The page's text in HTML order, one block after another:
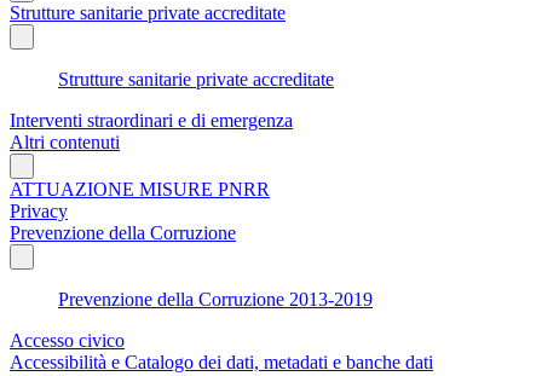
Strutture sanitarie private accreditate
Strutture sanitarie private accreditate
Interventi straordinari e di emergenza
Altri contenuti
ATTUAZIONE MISURE PNRR
Privacy
Prevenzione della Corruzione
Prevenzione della Corruzione 2013-2019
Accesso civico
Accessibilità e Catalogo dei dati, metadati e banche dati